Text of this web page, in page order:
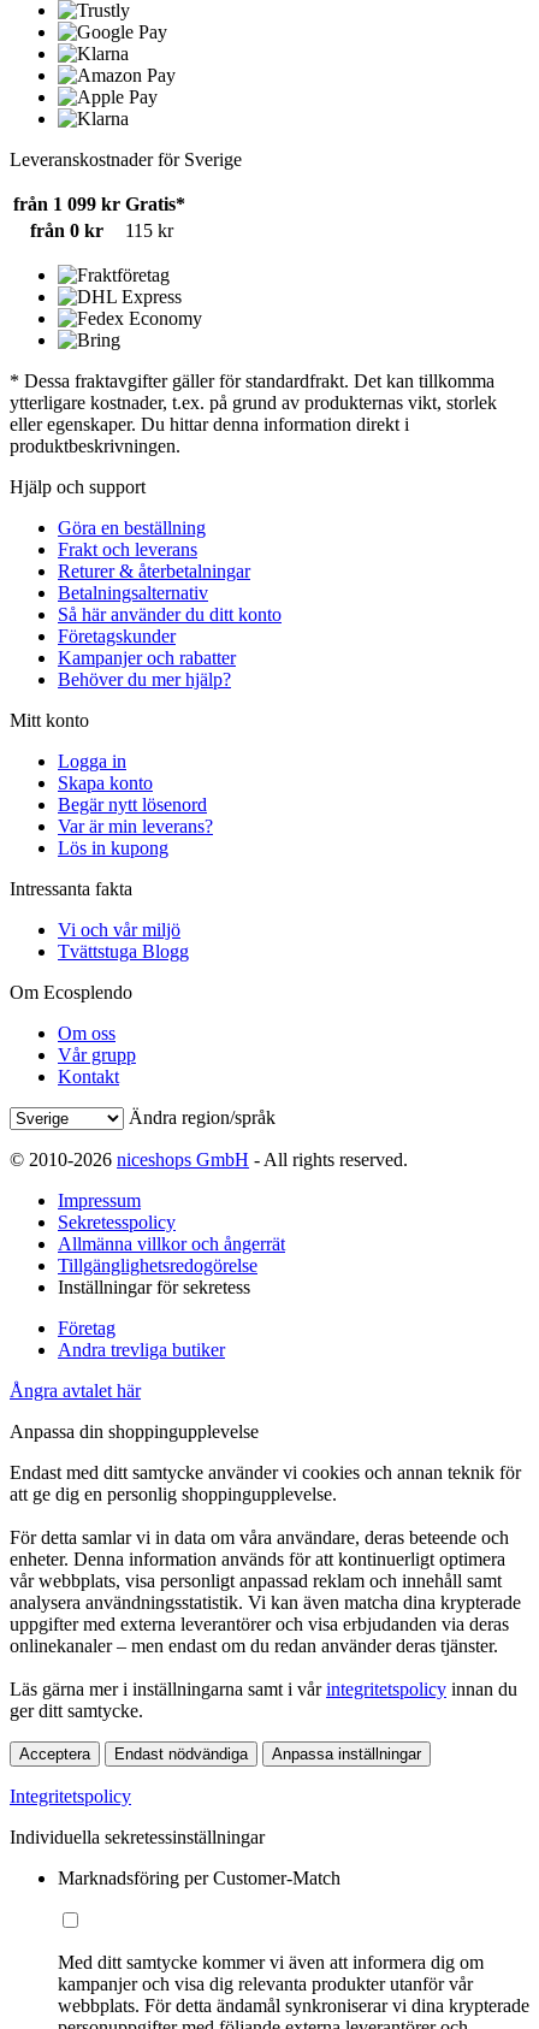
Leveranskostnader för Sverige
från 1 099 kr Gratis*
från 0 kr
115 kr
* Dessa fraktavgifter gäller för standardfrakt. Det kan tillkomma
ytterligare kostnader, t.ex. på grund av produkternas vikt, storlek
eller egenskaper. Du hittar denna information direkt i
produktbeskrivningen.
Hjälp och support
Göra en beställning
Frakt och leverans
Returer & återbetalningar
Betalningsalternativ
Så här använder du ditt konto
Företagskunder
Kampanjer och rabatter
Behöver du mer hjälp?
Mitt konto
Logga in
Skapa konto
Begär nytt lösenord
Var är min leverans?
Lös in kupong
Intressanta fakta
Vi och vår miljö
Tvättstuga Blogg
Om Ecosplendo
Om oss
Vår grupp
Kontakt
Ändra region/språk
© 2010-2026 niceshops GmbH - All rights reserved.
Impressum
Sekretesspolicy
Allmänna villkor och ångerrät
Tillgänglighetsredogörelse
Inställningar för sekretess
Företag
Andra trevliga butiker
Ångra avtalet här
Anpassa din shoppingupplevelse
Endast med ditt samtycke använder vi cookies och annan teknik för
att ge dig en personlig shoppingupplevelse.
För detta samlar vi in data om våra användare, deras beteende och
enheter. Denna information används för att kontinuerligt optimera
vår webbplats, visa personligt anpassad reklam och innehåll samt
analysera användningsstatistik. Vi kan även matcha dina krypterade
uppgifter med externa leverantörer och visa erbjudanden via deras
onlinekanaler – men endast om du redan använder deras tjänster.
Läs gärna mer i inställningarna samt i vårintegritetspolicy innan du
ger ditt samtycke.
Acceptera Endast nödvändiga Anpassa inställningar
Integritetspolicy
Individuella sekretessinställningar
Marknadsföring per Customer-Match
Med ditt samtycke kommer vi även att informera dig om
kampanjer och visa dig relevanta produkter utanför vår
webbplats. För detta ändamål synkroniserar vi dina krypterade